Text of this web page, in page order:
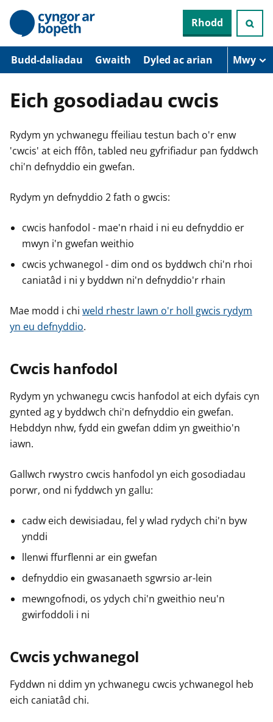
N
d
w
Rhodd
Budd-daliadau Gwaith Dyled ac arian Mwy
Eich gosodiadau cwcis
Rydym yn ychwanegu ffeiliau testun bach o'r enw
'cwcis' at eich ffôn, tabled neu gyfrifiadur pan fyddwch
chi'n defnyddio ein gwefan.
Rydym yn defnyddio 2 fath o gwcis:
cwcis hanfodol - mae'n rhaid i ni eu defnyddio er
mwyn i'n gwefan weithio
cwcis ychwanegol - dim ond os byddwch chi'n rhoi
caniatâd i ni y byddwn ni'n defnyddio'r rhain
Mae modd i chi weld rhestr lawn o'r holl gwcis rydym
yn eu defnyddio.
Cwcis hanfodol
Rydym yn ychwanegu cwcis hanfodol at eich dyfais cyn
gynted ag y byddwch chi'n defnyddio ein gwefan.
Hebddyn nhw, fydd ein gwefan ddim yn gweithio'n
iawn.
Gallwch rwystro cwcis hanfodol yn eich gosodiadau
porwr, ond ni fyddwch yn gallu:
cadw eich dewisiadau, fel y wlad rydych chi'n byw
ynddi
llenwi ffurflenni ar ein gwefan
defnyddio ein gwasanaeth sgwrsio ar-lein
mewngofnodi, os ydych chi'n gweithio neu'n
gwirfoddoli i ni
Cwcis ychwanegol
Fyddwn ni ddim yn ychwanegu cwcis ychwanegol heb
eich caniatâd chi.